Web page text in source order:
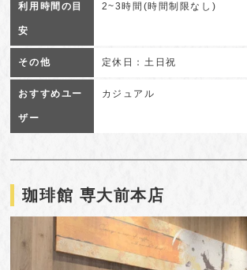
利用時間の目
安
2~3時間(時間制限なし)
その他 定休日：土日祝
おすすめユー
ザー
カジュアル
珈琲館 専大前本店